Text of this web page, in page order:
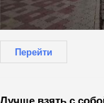
Перейти
Лучше взять с